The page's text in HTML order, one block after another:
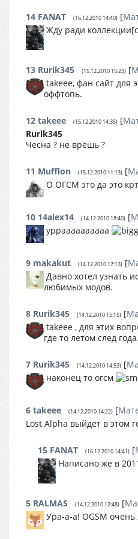
14 FANAT (16.12.2010 14:40) [
Жду ради
13 Rurik345 (15.12.2010 15:23) [
takeee, фан сайт для
оффтопь.
12 takeee (15.12.2010 14:35) [
Rurik345
Чесна ? не врёшь ?
11 Mufflon (15.12.2010 11:13) [
О ОГСМ это да это
10 14alex14 (14.12.2010 18:40) [
урраааааааааа
9 makakut (14.12.2010 17:13) [
Давно хотел узнать
любимых модов.
8 Rurik345 (14.12.2010 15:15) [
takeee , для этих
где то летом след года.
7 Rurik345 (14.12.2010 14:53) [
наконец то огсм
6 takeee (14.12.2010 14:22) [
Lost Alpha выйдет в этом
15 FANAT (16.12.2010 14:41) [
Написано же в
5 RALMAS (14.12.2010 12:48) [
Ура-а-а! OGSM